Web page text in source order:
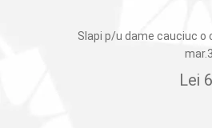
Slapi p/u dame cauciuc o
Lei